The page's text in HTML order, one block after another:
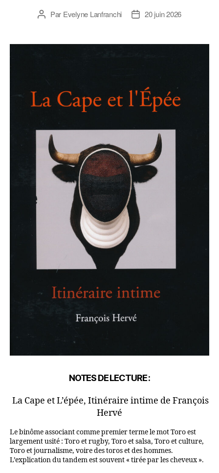
Par Evelyne Lanfranchi 20 juin 2026
NOTES DE LECTURE :
La Cape et L’épée, Itinéraire intime de François
Hervé
Le binôme associant comme premier terme le mot Toro est
largement usité : Toro et rugby, Toro et salsa, Toro et culture,
Toro et journalisme, voire des toros et des hommes.
L’explication du tandem est souvent « tirée par les cheveux ».